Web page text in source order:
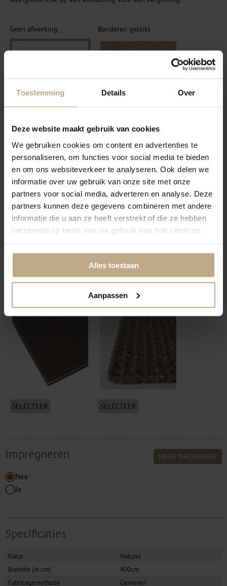
Toestemming Details Over
Deze website maakt gebruik van cookies
We gebruiken cookies om content en advertenties te
personaliseren, om functies voor social media te bieden
en om ons websiteverkeer te analyseren. Ook delen we
informatie over uw gebruik van onze site met onze
partners voor social media, adverteren en analyse. Deze
partners kunnen deze gegevens combineren met andere
informatie die u aan ze heeft verstrekt of die ze hebben
verzameld op basis van uw gebruik van hun services.
Alles toestaan
Aanpassen
Geen afwerking
SELECTEER
Banderen gestikt
SELECTEER
Banderen Blind gestikt
Festonneren garen
wol/nylon
SELECTEER
SELECTEER
Volumeren + vilt
onderzijde
SELECTEER
Impregneren MEER INFORMATIE
Nee
Ja
Specificaties
Kleur
Naturel
Breedte (in cm)
400cm
Fabricagemethode
Geweven